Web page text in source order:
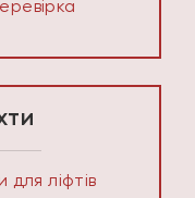
ліфтів